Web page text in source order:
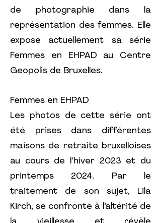
de photographie dans la
représentation des femmes. Elle
expose actuellement sa série
Femmes en EHPAD au Centre
Geopolis de Bruxelles.
Femmes en EHPAD
Les photos de cette série ont
été prises dans différentes
maisons de retraite bruxelloises
au cours de l’hiver 2023 et du
printemps 2024. Par le
traitement de son sujet, Lila
Kirch, se confronte à l’altérité de